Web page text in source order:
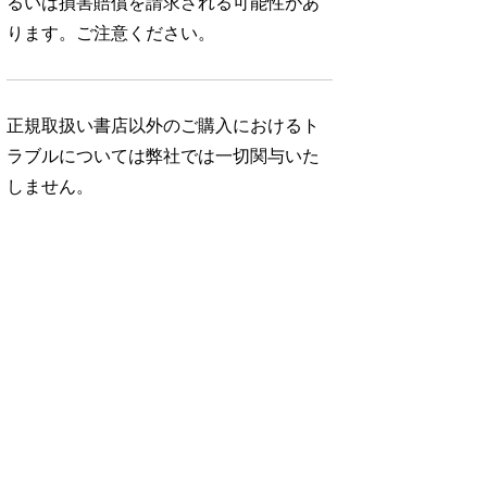
ります。ご注意ください。
正規取扱い書店以外のご購入におけるト
ラブルについては弊社では一切関与いた
しません。